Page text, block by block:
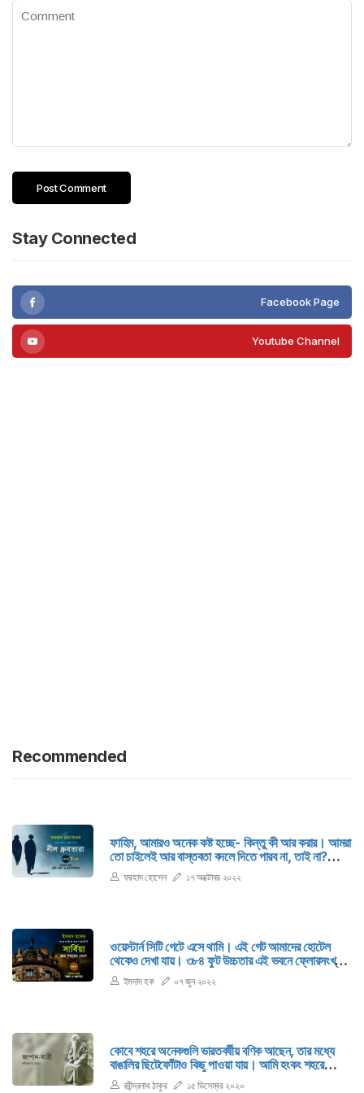
Stay Connected
Facebook Page
Youtube Channel
Recommended
ফাহিম, আমারও অনেক কষ্ট হচ্ছে- কিন্তু কী আর করার। আমরা
তো চাইলেই আর বাস্তবতা বদলে দিতে পারব না, তাই না?
আমার একান্ত নিজস্ব কষ্টের সঙ্গে এখন যোগ হয়েছে
অনুশোচনা। এক ধরনের অপরাধবোধ ভেতরে আমাকে কুরে কুরে
ফরহাদ হোসেন ১৭ অক্টোবর ২০২২
ওয়েস্টার্ন সিটি গেটে এসে থামি। এই গেট আমাদের হোটেল
থেকেও দেখা যায়। ৩৮৪ ফুট উচ্চতার এই ভবনে ফ্লোরসংখ্যা
৩৫টি। ‘জেনেক্স টাওয়ার’ নামে পরিচিত এই ভবনটি আধুনিক
স্থাপত্যশিল্পের এক অনন্য নিদর্শন। যদিও বিশ্বের শীর্ষ ১০-এর
ইমদাদ হক ০৭ জুন ২০২২
কোবে শহরে অনেকগুলি ভারতবর্ষীয় বণিক আছেন, তার মধ্যে
বাঙালির ছিটেফোঁটাও কিছু পাওয়া যায়। আমি হংকং শহরে
পৌছেই এই ভারতবাসীদের টেলিগ্রাম পেয়েছিলুম, তারাই আমার
রবীন্দ্রনাথ ঠাকুর ১৫ ডিসেম্বর ২০২০